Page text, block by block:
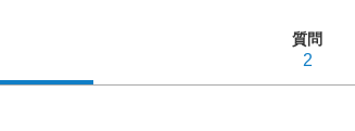
質問
2